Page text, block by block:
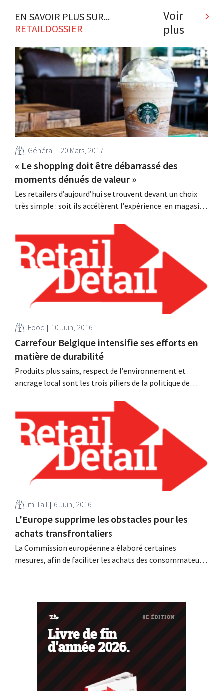
EN SAVOIR PLUS SUR...
RETAILDOSSIER
Voir
plus
Général 20 Mars, 2017
« Le shopping doit être débarrassé des
moments dénués de valeur »
Les retailers d’aujourd’hui se trouvent devant un choix
très simple : soit ils accélèrent l’expérience en magasin,
Trends, qui sera l’une des oratrices au RetailDetail
Congress du 27 avril. Etes-vous d’accord sur le fait
qu’aujourd’hui les magasins sont plutôt des outils de
marketing que des points de vente...
Food 10 Juin, 2016
Carrefour Belgique intensifie ses efforts en
matière de durabilité
Produits plus sains, respect de l’environnement et
ancrage local sont les trois piliers de la politique de
invite ses fournisseurs à participer à un concours anti-
gaspillage. Moins de sel et de sucre Ce 9 juin Carrefour
présentait ses résultats annuels en matière...
m-Tail 6 Juin, 2016
L'Europe supprime les obstacles pour les
achats transfrontaliers
La Commission européenne a élaboré certaines
mesures, afin de faciliter les achats des consommateurs
encore loin d’être une réalité dans l’économie
numérique....